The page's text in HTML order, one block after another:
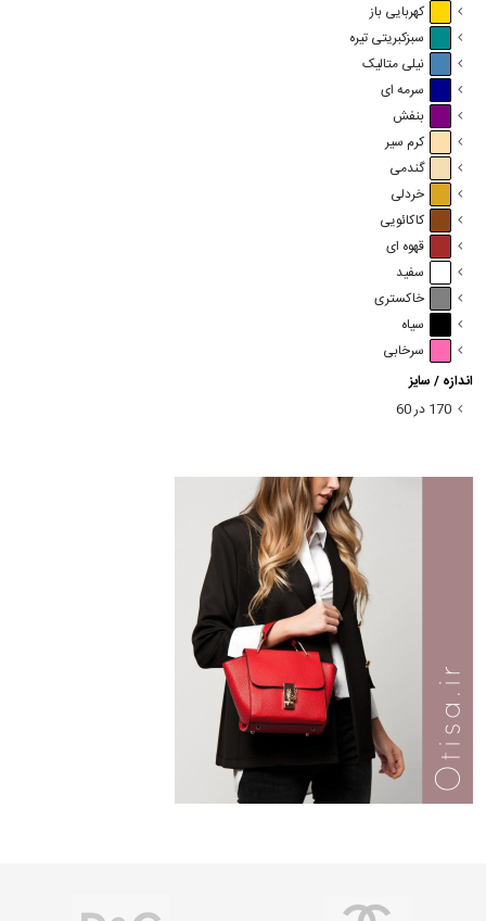
کهربایی باز
سبزکبریتی تیره
نیلی متالیک
سرمه ای
بنفش
کرم سیر
گندمی
خردلی
کاکائویی
قهوه ای
سفید
خاکستری
سیاه
سرخابی
اندازه / سایز
170 در 60